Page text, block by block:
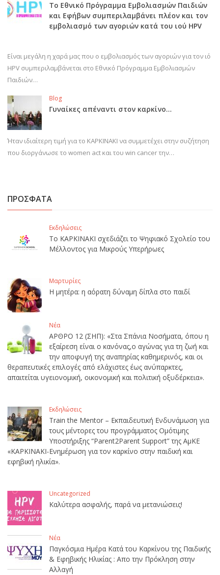
Το Εθνικό Πρόγραμμα Εμβολιασμών Παιδιών
και Εφήβων συμπεριλαμβάνει πλέον και τον
εμβολιασμό των αγοριών κατά του ιού HPV
Είναι μεγάλη η χαρά μας που ο εμβολιασμός των αγοριών για τον ιό
HPV συμπεριλαμβάνεται στο Εθνικό Πρόγραμμα Εμβολιασμών
Παιδιών…
Blog
Γυναίκες απέναντι στον καρκίνο…
Ήταν ιδιαίτερη τιμή για το ΚΑΡΚΙΝΑΚΙ να συμμετέχει στην συζήτηση
που διοργάνωσε το women act και του win cancer την…
ΠΡΟΣΦΑΤΑ
Εκδηλώσεις
Το ΚΑΡΚΙΝΑΚΙ σχεδιάζει το Ψηφιακό Σχολείο του
Μέλλοντος για Μικρούς Υπερήρωες
Μαρτυρίες
Η μητέρα: η αόρατη δύναμη δίπλα στο παιδί
Νέα
ΑΡΘΡΟ 12 (ΣΗΠ): «Στα Σπάνια Νοσήματα, όπου η
εξαίρεση είναι ο κανόνας,ο αγώνας για τη ζωή και
την αποφυγή της αναπηρίας καθημερινός, και οι
θεραπευτικές επιλογές από ελάχιστες έως ανύπαρκτες,
απαιτείται υγειονομική, οικονομική και πολιτική οξυδέρκεια».
Εκδηλώσεις
Train the Mentor – Εκπαιδευτική Ενδυνάμωση για
τους μέντορες του προγράμματος Ομότιμης
Υποστήριξης “Parent2Parent Support” της ΑμΚΕ
«ΚΑΡΚΙΝΑΚΙ-Ενημέρωση για τον καρκίνο στην παιδική και
εφηβική ηλικία».
Uncategorized
Καλύτερα ασφαλής, παρά να μετανιώσεις!
Νέα
Παγκόσμια Ημέρα Κατά του Καρκίνου της Παιδικής
& Εφηβικής Ηλικίας : Απο την Πρόκληση στην
Αλλαγή